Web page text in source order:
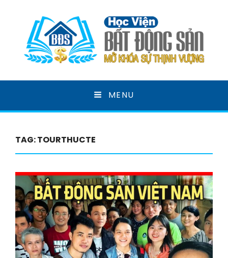
HỌC VIỆN BẤT ĐỘNG
SẢN
MENU
TAG:TOURTHUCTE